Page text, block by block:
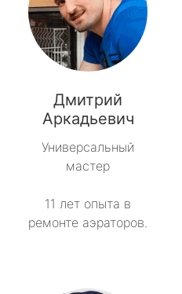
Дмитрий
Аркадьевич
Универсальный
мастер
11 лет опыта в
ремонте аэраторов.